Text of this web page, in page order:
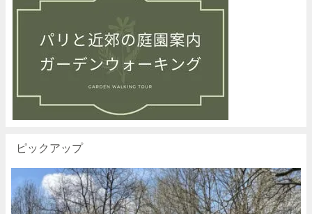
ピックアップ